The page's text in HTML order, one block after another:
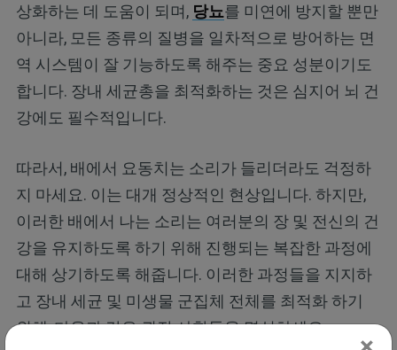
상화하는 데 도움이 되며, 당뇨를 미연에 방지할 뿐만
아니라, 모든 종류의 질병을 일차적으로 방어하는 면
역 시스템이 잘 기능하도록 해주는 중요 성분이기도
합니다. 장내 세균총을 최적화하는 것은 심지어 뇌 건
강에도 필수적입니다.
따라서, 배에서 요동치는 소리가 들리더라도 걱정하
지 마세요. 이는 대개 정상적인 현상입니다. 하지만,
이러한 배에서 나는 소리는 여러분의 장 및 전신의 건
강을 유지하도록 하기 위해 진행되는 복잡한 과정에
대해 상기하도록 해줍니다. 이러한 과정들을 지지하
고 장내 세균 및 미생물 군집체 전체를 최적화 하기
위해, 다음과 같은 권장 사항들을 명심하세요.